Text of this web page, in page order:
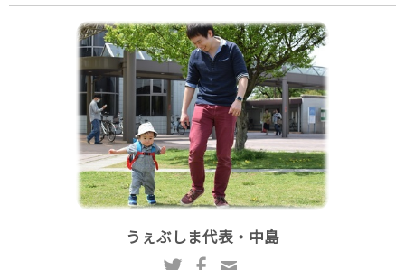
うぇぶしま代表・中島